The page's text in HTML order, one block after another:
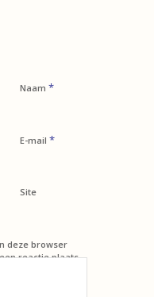
Naam *
E-mail *
Site
deze browser
reactie plaats.